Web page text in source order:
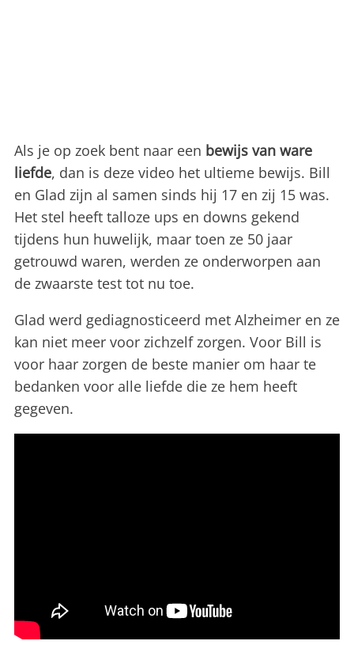
Als je op zoek bent naar een bewijs van ware
liefde, dan is deze video het ultieme bewijs. Bill
en Glad zijn al samen sinds hij 17 en zij 15 was.
Het stel heeft talloze ups en downs gekend
tijdens hun huwelijk, maar toen ze 50 jaar
getrouwd waren, werden ze onderworpen aan
de zwaarste test tot nu toe.
Glad werd gediagnosticeerd met Alzheimer en ze
kan niet meer voor zichzelf zorgen. Voor Bill is
voor haar zorgen de beste manier om haar te
bedanken voor alle liefde die ze hem heeft
gegeven.